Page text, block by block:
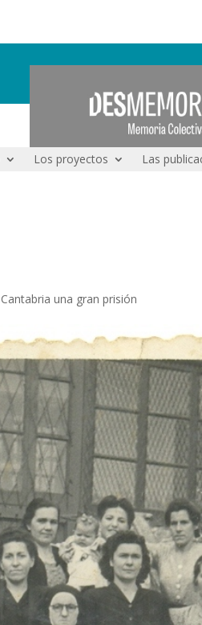
Los proyectos Las
Cantabria una gran prisión